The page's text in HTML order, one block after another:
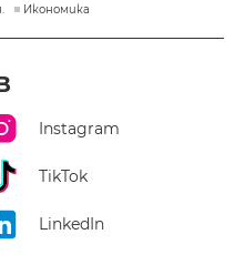
Икономика
Instagram
TikTok
LinkedIn